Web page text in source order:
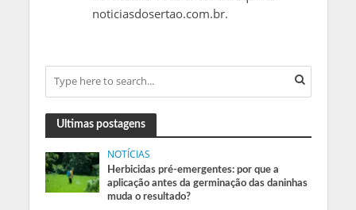
noticiasdosertao.com.br.
Ultimas postagens
NOTÍCIAS
Herbicidas pré-emergentes: por que a
aplicação antes da germinação das daninhas
muda o resultado?